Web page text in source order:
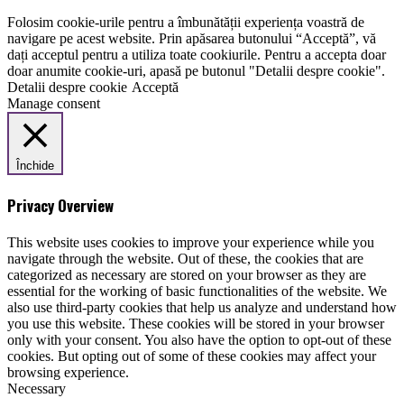
Folosim cookie-urile pentru a îmbunătății experiența voastră de
navigare pe acest website. Prin apăsarea butonului “Acceptă”, vă
dați acceptul pentru a utiliza toate cookiurile. Pentru a accepta doar
doar anumite cookie-uri, apasă pe butonul "Detalii despre cookie".
Detalii despre cookie Acceptă
Manage consent
Închide
Privacy Overview
This website uses cookies to improve your experience while you
navigate through the website. Out of these, the cookies that are
categorized as necessary are stored on your browser as they are
essential for the working of basic functionalities of the website. We
also use third-party cookies that help us analyze and understand how
you use this website. These cookies will be stored in your browser
only with your consent. You also have the option to opt-out of these
cookies. But opting out of some of these cookies may affect your
browsing experience.
Necessary